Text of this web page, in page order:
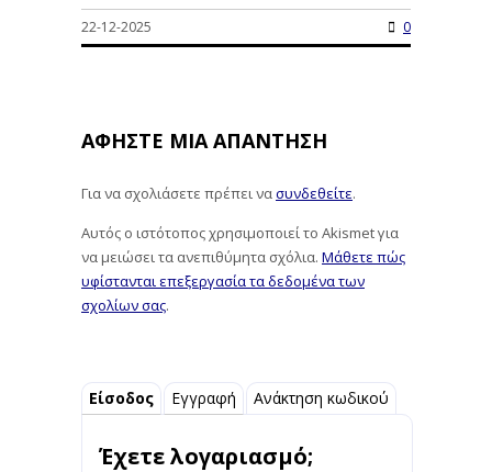
22-12-2025 0
ΑΦΉΣΤΕ ΜΙΑ ΑΠΆΝΤΗΣΗ
Για να σχολιάσετε πρέπει νασυνδεθείτε.
Αυτός ο ιστότοπος χρησιμοποιεί το Akismet για
να μειώσει τα ανεπιθύμητα σχόλια. Μάθετε πώς
υφίστανται επεξεργασία τα δεδομένα των
σχολίων σας.
Είσοδος Εγγραφή Ανάκτηση κωδικού
Έχετε λογαριασμό;